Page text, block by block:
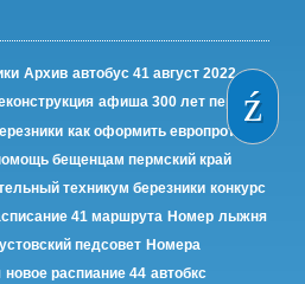
Архив автобус 41 август 2022
афиша 300 лет пермь
как оформить европротокол
бещенцам пермский край
техникум березники конкурс
41 маршрута Номер лыжня
педсовет Номера
новое распиание 44 автобкс